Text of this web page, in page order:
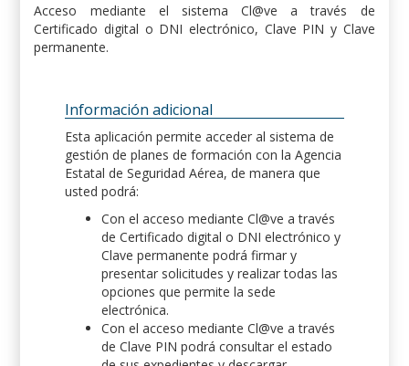
Acceso mediante el sistema Cl@ve a través de
Certificado digital o DNI electrónico, Clave PIN y Clave
permanente.
Información adicional
Esta aplicación permite acceder al sistema de
gestión de planes de formación con la Agencia
Estatal de Seguridad Aérea, de manera que
usted podrá:
Con el acceso mediante Cl@ve a través
de Certificado digital o DNI electrónico y
Clave permanente podrá firmar y
presentar solicitudes y realizar todas las
opciones que permite la sede
electrónica.
Con el acceso mediante Cl@ve a través
de Clave PIN podrá consultar el estado